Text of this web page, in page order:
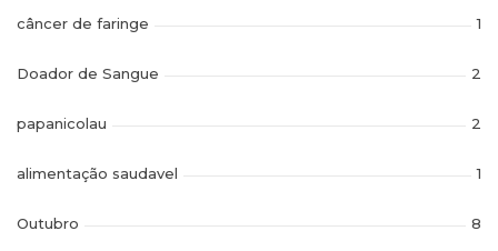
câncer de faringe 1
Doador de Sangue 2
papanicolau 2
alimentação saudavel 1
Outubro 8